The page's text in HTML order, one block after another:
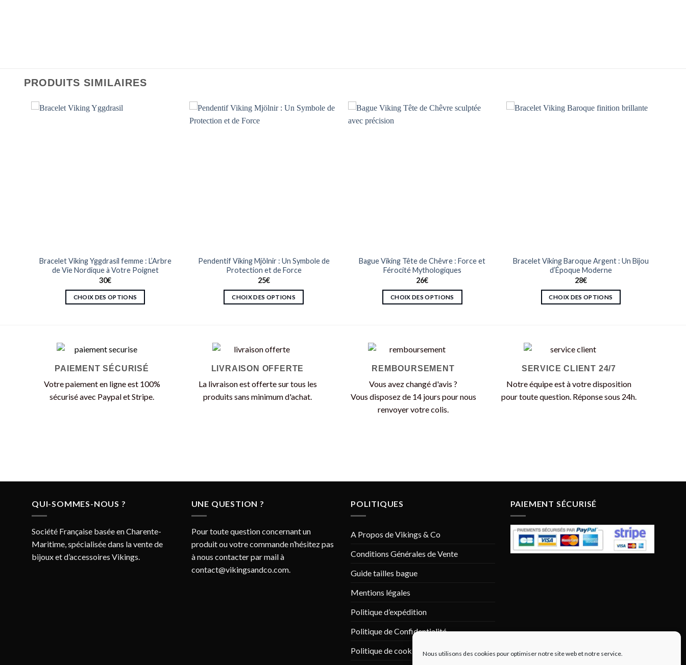
Nous utilisons des cookies pour optimiser notre site web et notre service.
PRODUITS SIMILAIRES
Bracelet Viking Yggdrasil femme : L’Arbre
de Vie Nordique à Votre Poignet
30€
CHOIX DES OPTIONS
plusieurs
Les
options
être
Pendentif Viking Mjölnir : Un Symbole de
Protection et de Force
25€
CHOIX DES OPTIONS
plusieurs
Les
options
Bague Viking Tête de Chêvre : Force et
Férocité Mythologiques
26€
CHOIX DES OPTIONS
plusieurs
Les
options
être
choisies
Bracelet Viking Baroque Argent : Un Bijou
d’Époque Moderne
28€
CHOIX DES OPTIONS
plusieurs
Les
options
être
PAIEMENT SÉCURISÉ
Votre paiement en ligne est 100%
sécurisé avec Paypal et Stripe.
LIVRAISON OFFERTE
La livraison est offerte sur tous les
produits sans minimum d'achat.
REMBOURSEMENT
Vous avez changé d'avis ?
Vous disposez de 14 jours pour nous
renvoyer votre colis.
SERVICE CLIENT 24/7
Notre équipe est à votre disposition
pour toute question. Réponse sous 24h.
QUI-SOMMES-NOUS ?
Société Française basée en Charente-
Maritime, spécialisée dans la vente de
bijoux et d’accessoires Vikings.
UNE QUESTION ?
Pour toute question concernant un
produit ou votre commande n’hésitez pas
à nous contacter par mail à
contact@vikingsandco.com.
POLITIQUES
A Propos de Vikings & Co
Conditions Générales de Vente
Guide tailles bague
Mentions légales
Politique d’expédition
Politique de Confidentialité
Politique de cookies (UE)
PAIEMENT SÉCURISÉ